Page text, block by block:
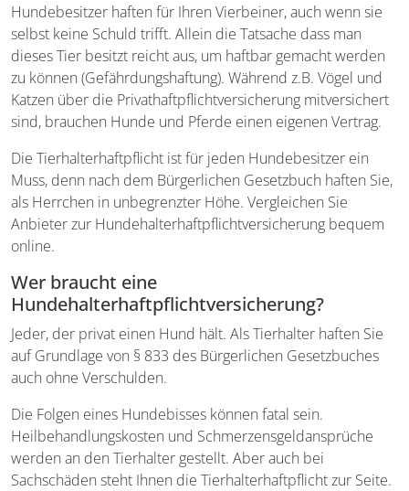
Hundebesitzer haften für Ihren Vierbeiner, auch wenn sie
selbst keine Schuld trifft. Allein die Tatsache dass man
dieses Tier besitzt reicht aus, um haftbar gemacht werden
zu können (Gefährdungshaftung). Während z.B. Vögel und
Katzen über die Privathaftpflichtversicherung mitversichert
sind, brauchen Hunde und Pferde einen eigenen Vertrag.
Die Tierhalterhaftpflicht ist für jeden Hundebesitzer ein
Muss, denn nach dem Bürgerlichen Gesetzbuch haften Sie,
als Herrchen in unbegrenzter Höhe. Vergleichen Sie
Anbieter zur Hundehalterhaftpflichtversicherung bequem
online.
Wer braucht eine
Hundehalterhaftpflichtversicherung?
Jeder, der privat einen Hund hält. Als Tierhalter haften Sie
auf Grundlage von § 833 des Bürgerlichen Gesetzbuches
auch ohne Verschulden.
Die Folgen eines Hundebisses können fatal sein.
Heilbehandlungskosten und Schmerzensgeldansprüche
werden an den Tierhalter gestellt. Aber auch bei
Sachschäden steht Ihnen die Tierhalterhaftpflicht zur Seite.